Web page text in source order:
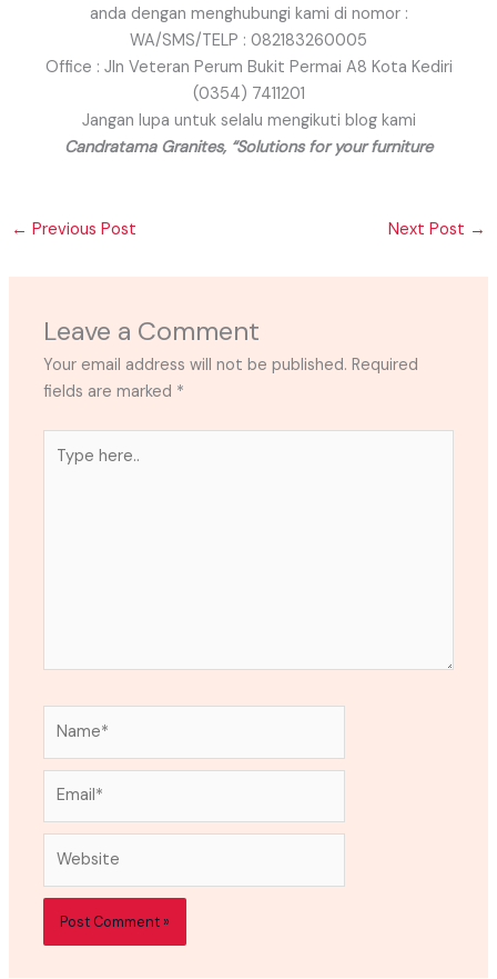
anda dengan menghubungi kami di nomor :
WA/SMS/TELP : 082183260005
Office : Jln Veteran Perum Bukit Permai A8 Kota Kediri
(0354) 7411201
Jangan lupa untuk selalu mengikuti blog kami
Candratama Granites, “Solutions for your furniture
← Previous Post Next Post →
Leave a Comment
Your email address will not be published. Required
fields are marked *
here..